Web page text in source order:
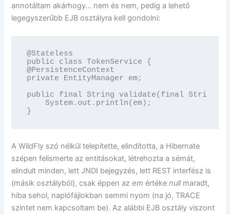
annotáltam akárhogy… nem és nem, pedig a lehető
legegyszerűbb EJB osztályra kell gondolni:
@Stateless
public class TokenService {
@PersistenceContext
private EntityManager em;
public final String validate(final String
    System.out.println(em);
}
A WildFly szó nélkül telepítette, elindította, a Hibernate
szépen felismerte az entitásokat, létrehozta a sémát,
elindult minden, lett JNDI bejegyzés, lett REST interfész is
(másik osztályból), csak éppen azem értékenullmaradt,
hiba sehol, naplófájlokban semmi nyom (na jó, TRACE
szintet nem kapcsoltam be). Az alábbi EJB osztály viszont